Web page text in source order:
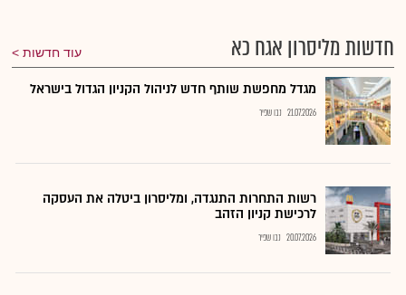
חדשות מליסרון אגח כא עוד חדשות
מגדל מחפשת שותף חדש לניהול הקניון הגדול בישראל
21.07.2026 נבו שפיר
רשות התחרות התנגדה, ומליסרון ביטלה את העסקה
לרכישת קניון הזהב
20.07.2026 נבו שפיר